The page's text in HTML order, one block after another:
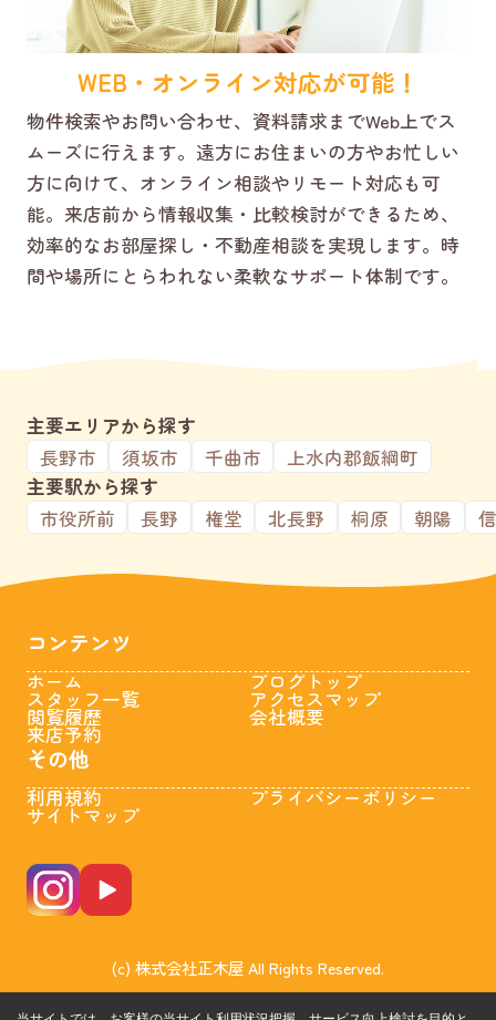
WEB・オンライン対応が可能！
物件検索やお問い合わせ、資料請求までWeb上でス
ムーズに行えます。遠方にお住まいの方やお忙しい
方に向けて、オンライン相談やリモート対応も可
能。来店前から情報収集・比較検討ができるため、
効率的なお部屋探し・不動産相談を実現します。時
間や場所にとらわれない柔軟なサポート体制です。
主要エリアから探す
長野市
須坂市 千曲市
上水内郡飯綱町
主要駅から探す
市役所前
長野 権堂 北長野 桐原 朝陽
コンテンツ
ホーム
スタッフ一覧
閲覧履歴
来店予約
ブログトップ
アクセスマップ
会社概要
その他
利用規約
サイトマップ
プライバシーポリシー
(c) 株式会社正木屋 All Rights Reserved.